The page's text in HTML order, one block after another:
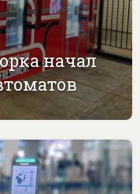
начал